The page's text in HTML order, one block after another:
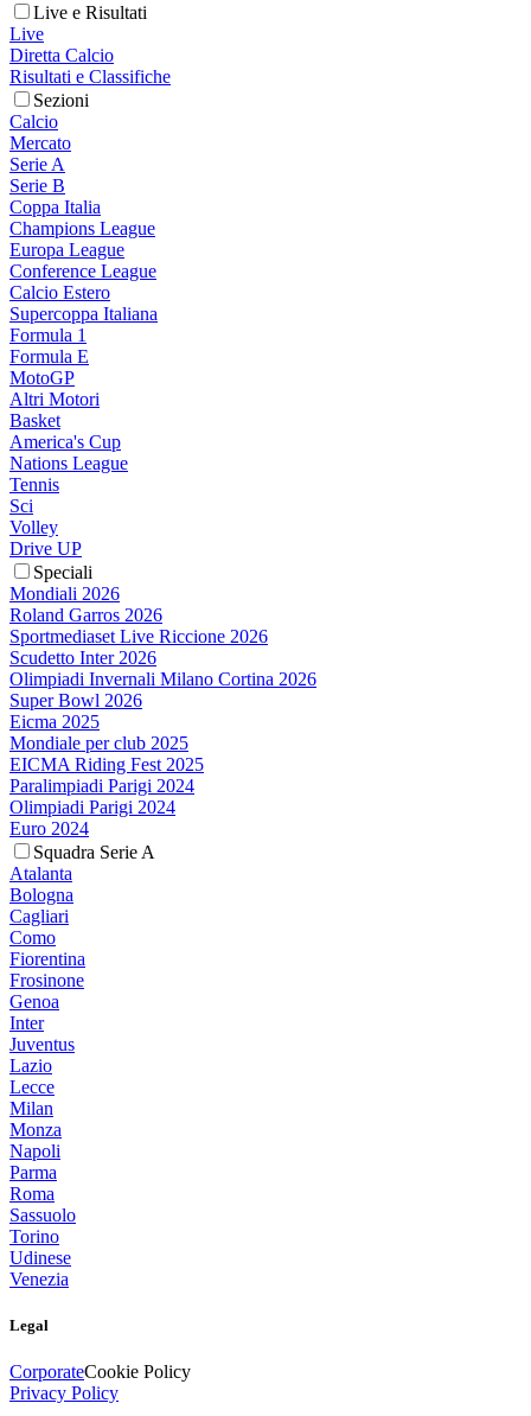
Live e Risultati
Live
Diretta Calcio
Risultati e Classifiche
Sezioni
Calcio
Mercato
Serie A
Serie B
Coppa Italia
Champions League
Europa League
Conference League
Calcio Estero
Supercoppa Italiana
Formula 1
Formula E
MotoGP
Altri Motori
Basket
America's Cup
Nations League
Tennis
Sci
Volley
Drive UP
Speciali
Mondiali 2026
Roland Garros 2026
Sportmediaset Live Riccione 2026
Scudetto Inter 2026
Olimpiadi Invernali Milano Cortina 2026
Super Bowl 2026
Eicma 2025
Mondiale per club 2025
EICMA Riding Fest 2025
Paralimpiadi Parigi 2024
Olimpiadi Parigi 2024
Euro 2024
Squadra Serie A
Atalanta
Bologna
Cagliari
Como
Fiorentina
Frosinone
Genoa
Inter
Juventus
Lazio
Lecce
Milan
Monza
Napoli
Parma
Roma
Sassuolo
Torino
Udinese
Venezia
Legal
CorporateCookie Policy
Privacy Policy